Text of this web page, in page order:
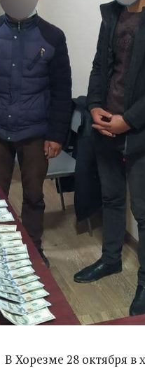
В Хорезме 28 октября